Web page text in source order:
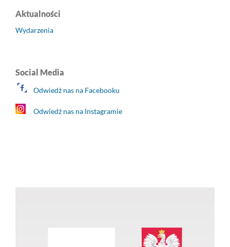
Aktualności
Wydarzenia
Social Media
Odwiedż nas na Facebooku
Odwiedź nas na Instagramie